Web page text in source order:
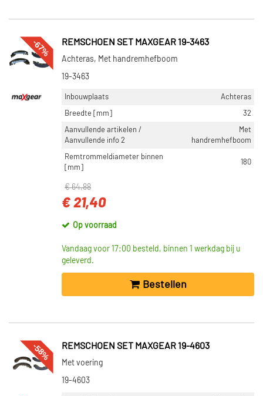
-67% REMSCHOEN SET MAXGEAR 19-3463
Achteras, Met handremhefboom
19-3463
Inbouwplaats
Achteras
Breedte [mm]
32
Aanvullende artikelen /
Aanvullende info 2
Met
handremhefboom
Remtrommeldiameter binnen
[mm]
180
€ 64,88
€ 21,40
Op voorraad
Vandaag voor 17:00 besteld, binnen 1 werkdag bij u
geleverd.
Bestellen
-58% REMSCHOEN SET MAXGEAR 19-4603
Met voering
19-4603